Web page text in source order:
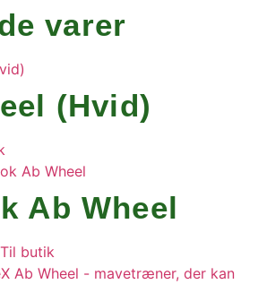
varer
(Hvid)
Ab Wheel
Den
Til butik